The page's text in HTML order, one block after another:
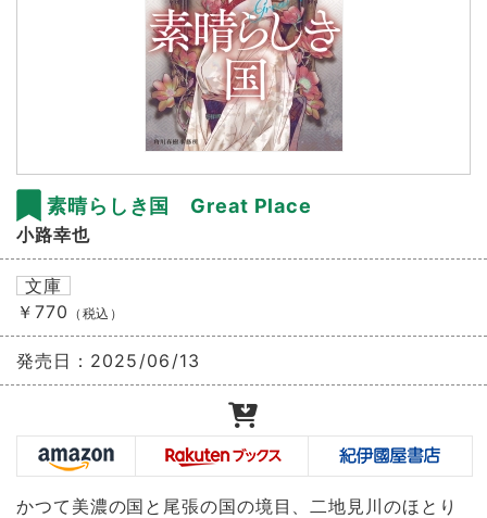
素晴らしき国 Great Place
小路幸也
文庫
￥770 （税込）
発売日： 2025/06/13
かつて美濃の国と尾張の国の境目、二地見川のほとり